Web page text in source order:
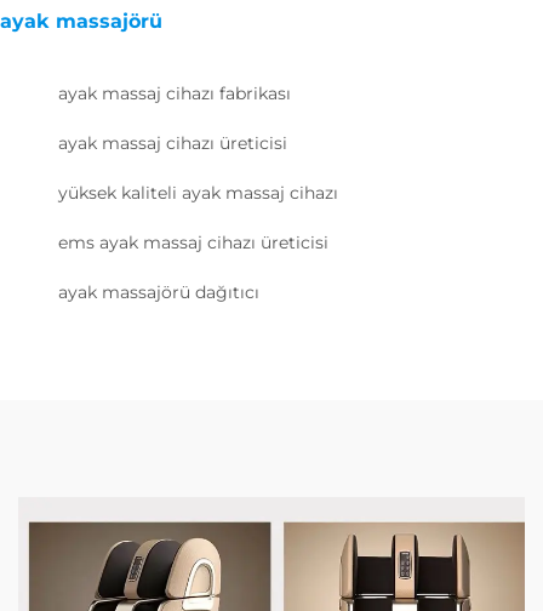
ayak massajörü
ayak massaj cihazı fabrikası
ayak massaj cihazı üreticisi
yüksek kaliteli ayak massaj cihazı
ems ayak massaj cihazı üreticisi
ayak massajörü dağıtıcı